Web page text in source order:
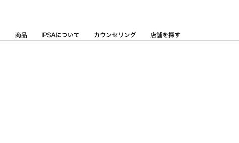
商品 IPSAについて カウンセリング 店舗を探す